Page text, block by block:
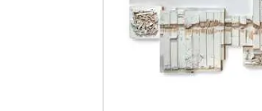
(Federico